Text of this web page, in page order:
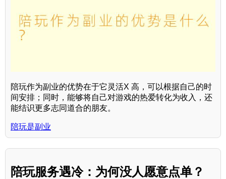
陪玩作为副业的优势在于它灵活X 高，可以根据自己的时
间安排；同时，能够将自己对游戏的热爱转化为收入，还
能结识更多志同道合的朋友。
陪玩是副业
陪玩服务遇冷：为何没人愿意点单？